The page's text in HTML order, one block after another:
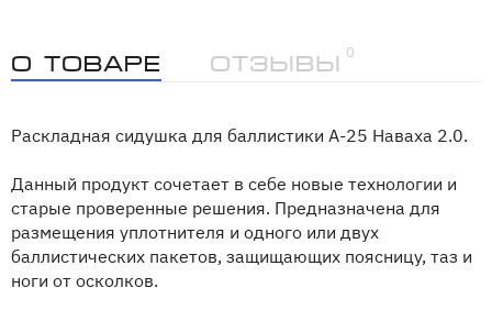
О товаре Отзывы
0
Раскладная сидушка для баллистики А-25 Наваха 2.0.
Данный продукт сочетает в себе новые технологии и
старые проверенные решения. Предназначена для
размещения уплотнителя и одного или двух
баллистических пакетов, защищающих поясницу, таз и
ноги от осколков.